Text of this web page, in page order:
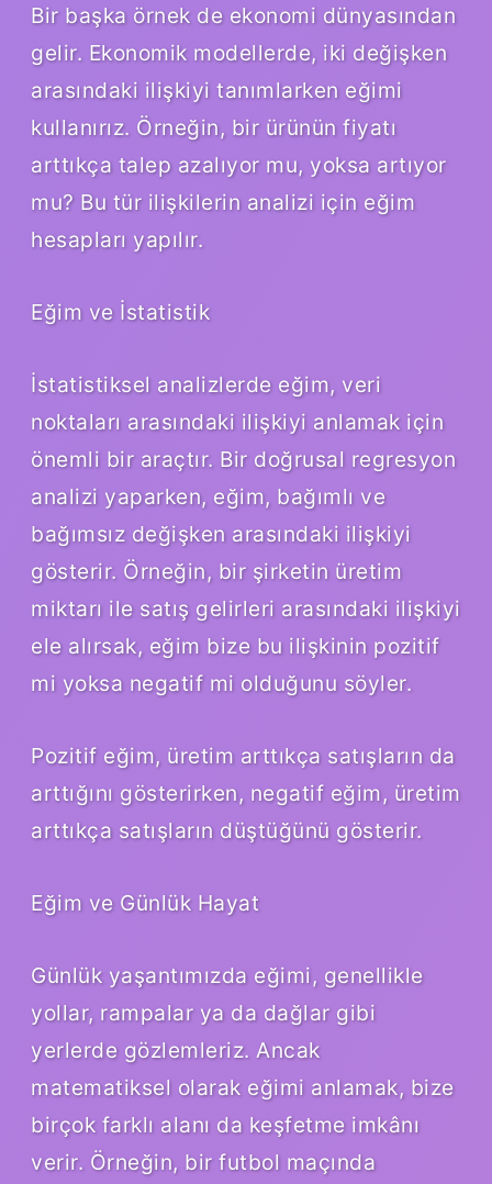
Bir başka örnek de ekonomi dünyasından
gelir. Ekonomik modellerde, iki değişken
arasındaki ilişkiyi tanımlarken eğimi
kullanırız. Örneğin, bir ürünün fiyatı
arttıkça talep azalıyor mu, yoksa artıyor
mu? Bu tür ilişkilerin analizi için eğim
hesapları yapılır.
Eğim ve İstatistik
İstatistiksel analizlerde eğim, veri
noktaları arasındaki ilişkiyi anlamak için
önemli bir araçtır. Bir doğrusal regresyon
analizi yaparken, eğim, bağımlı ve
bağımsız değişken arasındaki ilişkiyi
gösterir. Örneğin, bir şirketin üretim
miktarı ile satış gelirleri arasındaki ilişkiyi
ele alırsak, eğim bize bu ilişkinin pozitif
mi yoksa negatif mi olduğunu söyler.
Pozitif eğim, üretim arttıkça satışların da
arttığını gösterirken, negatif eğim, üretim
arttıkça satışların düştüğünü gösterir.
Eğim ve Günlük Hayat
Günlük yaşantımızda eğimi, genellikle
yollar, rampalar ya da dağlar gibi
yerlerde gözlemleriz. Ancak
matematiksel olarak eğimi anlamak, bize
birçok farklı alanı da keşfetme imkânı
verir. Örneğin, bir futbol maçında